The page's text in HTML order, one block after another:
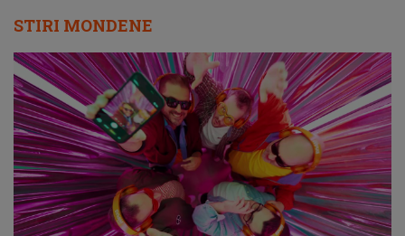
STIRI MONDENE